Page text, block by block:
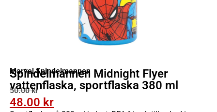
Marvel Spindelmannen
Spindelmannen Midnight Flyer
vattenflaska, sportflaska 380 ml
50.00kr
48.00 kr